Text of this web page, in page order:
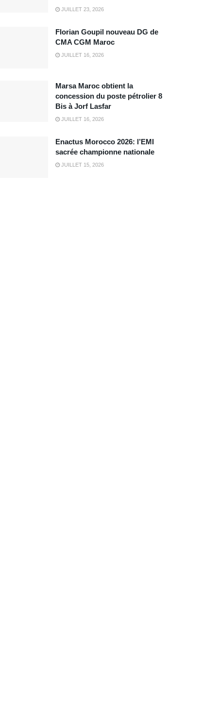
JUILLET 23, 2026
Florian Goupil nouveau DG de
CMA CGM Maroc
JUILLET 16, 2026
Marsa Maroc obtient la
concession du poste pétrolier 8
Bis à Jorf Lasfar
JUILLET 16, 2026
Enactus Morocco 2026: l’EMI
sacrée championne nationale
JUILLET 15, 2026